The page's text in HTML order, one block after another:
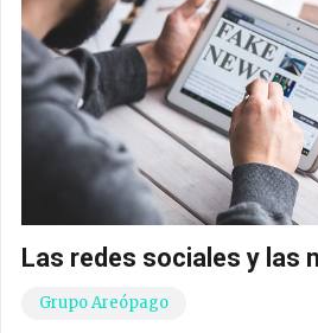
Las redes sociales y las
Grupo Areópago